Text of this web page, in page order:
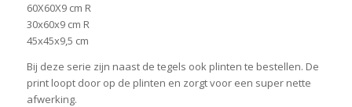
60X60X9 cm R
30x60x9 cm R
45x45x9,5 cm
Bij deze serie zijn naast de tegels ook plinten te bestellen. De
print loopt door op de plinten en zorgt voor een super nette
afwerking.